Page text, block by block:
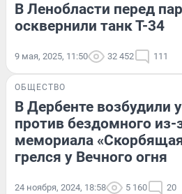
В Ленобласти перед
осквернили танк Т-34
9 мая, 2025, 11:50 32 452 111
ОБЩЕСТВО
В Дербенте возбудили
против бездомного из-
мемориала
грелся у Вечного огня
24 ноября, 2024, 18:58 5 160 20